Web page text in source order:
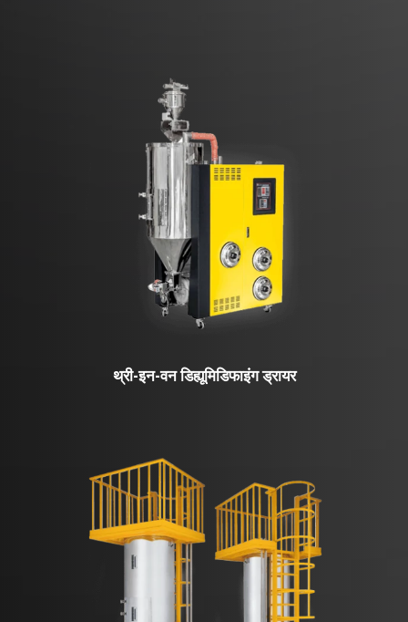
थ्री-इन-वन डिह्यूमिडिफाइंग ड्रायर